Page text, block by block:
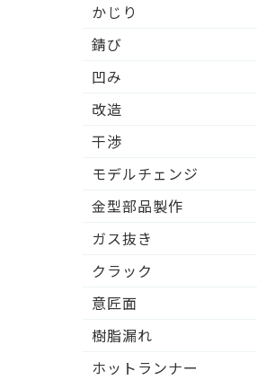
かじり
錆び
凹み
改造
干渉
モデルチェンジ
金型部品製作
ガス抜き
クラック
意匠面
樹脂漏れ
ホットランナー